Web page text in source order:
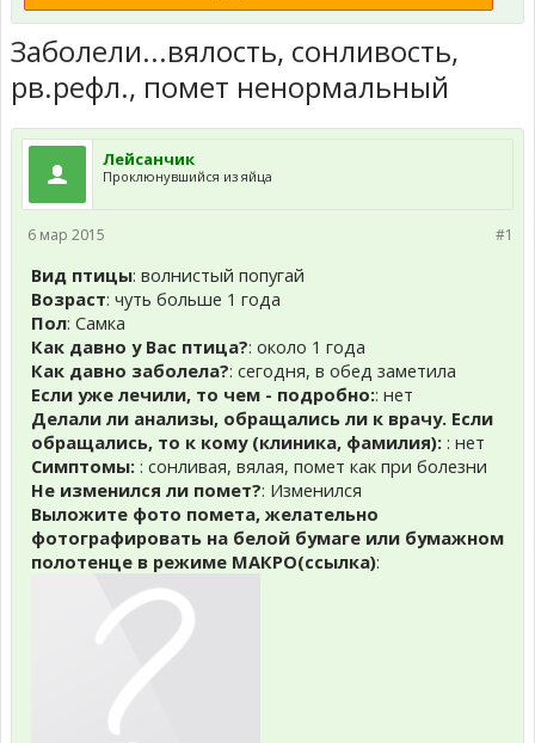
Заболели...вялость, сонливость,
рв.рефл., помет ненормальный
Лейсанчик
Проклюнувшийся из яйца
#1
6 мар 2015
Вид птицы: волнистый попугай
Возраст: чуть больше 1 года
Пол: Самка
Как давно у Вас птица?: около 1 года
Как давно заболела?: сегодня, в обед заметила
Если уже лечили, то чем - подробно:: нет
Делали ли анализы, обращались ли к врачу. Если
обращались, то к кому (клиника, фамилия): : нет
Симптомы: : сонливая, вялая, помет как при болезни
Не изменился ли помет?: Изменился
Выложите фото помета, желательно
фотографировать на белой бумаге или бумажном
полотенце в режиме МАКРО(ссылка):